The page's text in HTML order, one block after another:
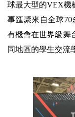
球最大型的VEX機
事匯聚來自全球70
有機會在世界級舞
同地區的學生交流